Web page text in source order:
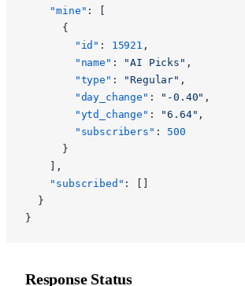
    "mine"
: [
      {
        "id"
: 15921 ,
        "name"
: "AI Picks" ,
        "type"
: "Regular" ,
        "day_change"
: "-0.40" ,
        "ytd_change"
: "6.64" ,
        "subscribers"
: 500
      }
    ],
    "subscribed"
: []
  }
}
Response Status